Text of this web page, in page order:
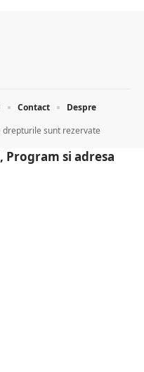
drepturile sunt rezervate
Contact Despre
Program si adresa